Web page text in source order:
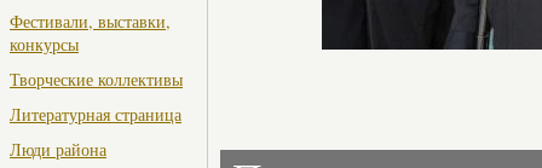
Фестивали, выставки,
конкурсы
Творческие коллективы
Литературная страница
Люди района